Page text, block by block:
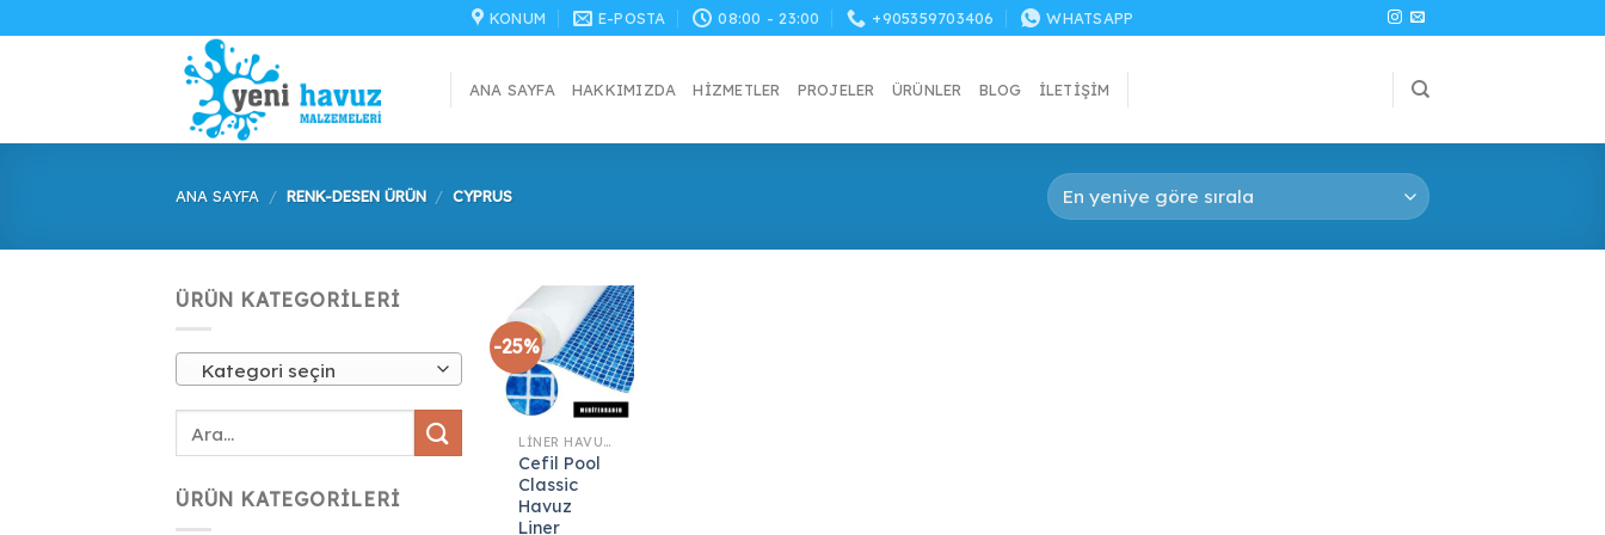
atla
KONUM E-POSTA 08:00 - 23:00 +905359703406 WHATSAPP
ANA SAYFA HAKKIMIZDA HIZMETLER PROJELER ÜRÜNLER BLOG İLETIŞIM
ANA SAYFA / RENK-DESEN ÜRÜN / CYPRUS
ÜRÜN KATEGORILERI
Kategori seçin
ÜRÜN KATEGORILERI
-25%
LINER HAVUZ KAPLAMA
Cefil Pool
Classic
Havuz
Liner